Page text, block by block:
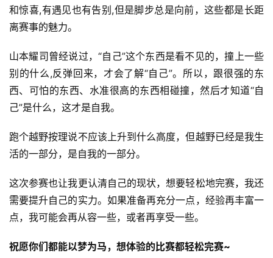
和惊喜,有遇见也有告别,但是脚步总是向前，这些都是长距
离赛事的魅力。
山本耀司曾经说过，“自己”这个东西是看不见的，撞上一些
别的什么,反弹回来，才会了解“自己”。所以，跟很强的东
西、可怕的东西、水准很高的东西相碰撞，然后才知道“自
己”是什么，这才是自我。
跑个越野按理说不应该上升到什么高度，但越野已经是我生
活的一部分，是自我的一部分。
这次参赛也让我更认清自己的现状，想要轻松地完赛，我还
需要提升自己的实力。如果准备再充分一点，经验再丰富一
点，我可能会再从容一些，或者再享受一些。
祝愿你们都能以梦为马，想体验的比赛都轻松完赛~